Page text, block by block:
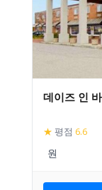
데이즈 인
★ 평점 6.6